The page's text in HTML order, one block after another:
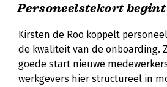
Personeelstekort
Kirsten de Roo koppelt
de kwaliteit van de onboarding.
goede start nieuwe
werkgevers hier structureel in